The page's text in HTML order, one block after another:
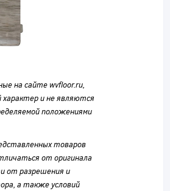
на сайте wvfloor.ru,
и не являются
положениями
товаров
от оригинала
от разрешения и
а также условий